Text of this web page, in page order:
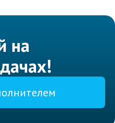
на